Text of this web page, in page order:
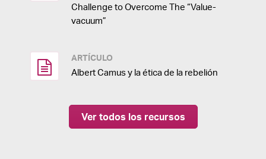
Challenge to Overcome The “Value-
vacuum”
ARTÍCULO
Albert Camus y la ética de la rebelión
Ver todos los recursos